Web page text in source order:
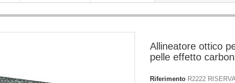
Allineatore ottico
pelle effetto
Riferimento R2222